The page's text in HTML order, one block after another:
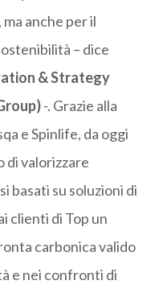
anche per il
– dice
& Strategy
-. Grazie alla
e Spinlife, da oggi
di valorizzare
basati su soluzioni di
clienti di Top un
carbonica valido
e nei confronti di